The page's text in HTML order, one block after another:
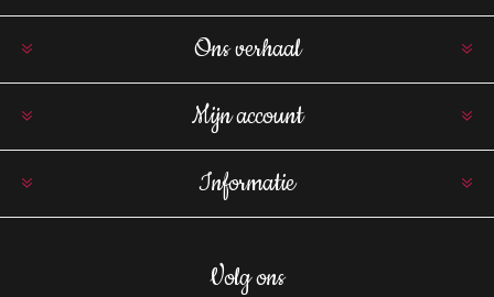
Ons verhaal
Mijn account
Informatie
Volg ons